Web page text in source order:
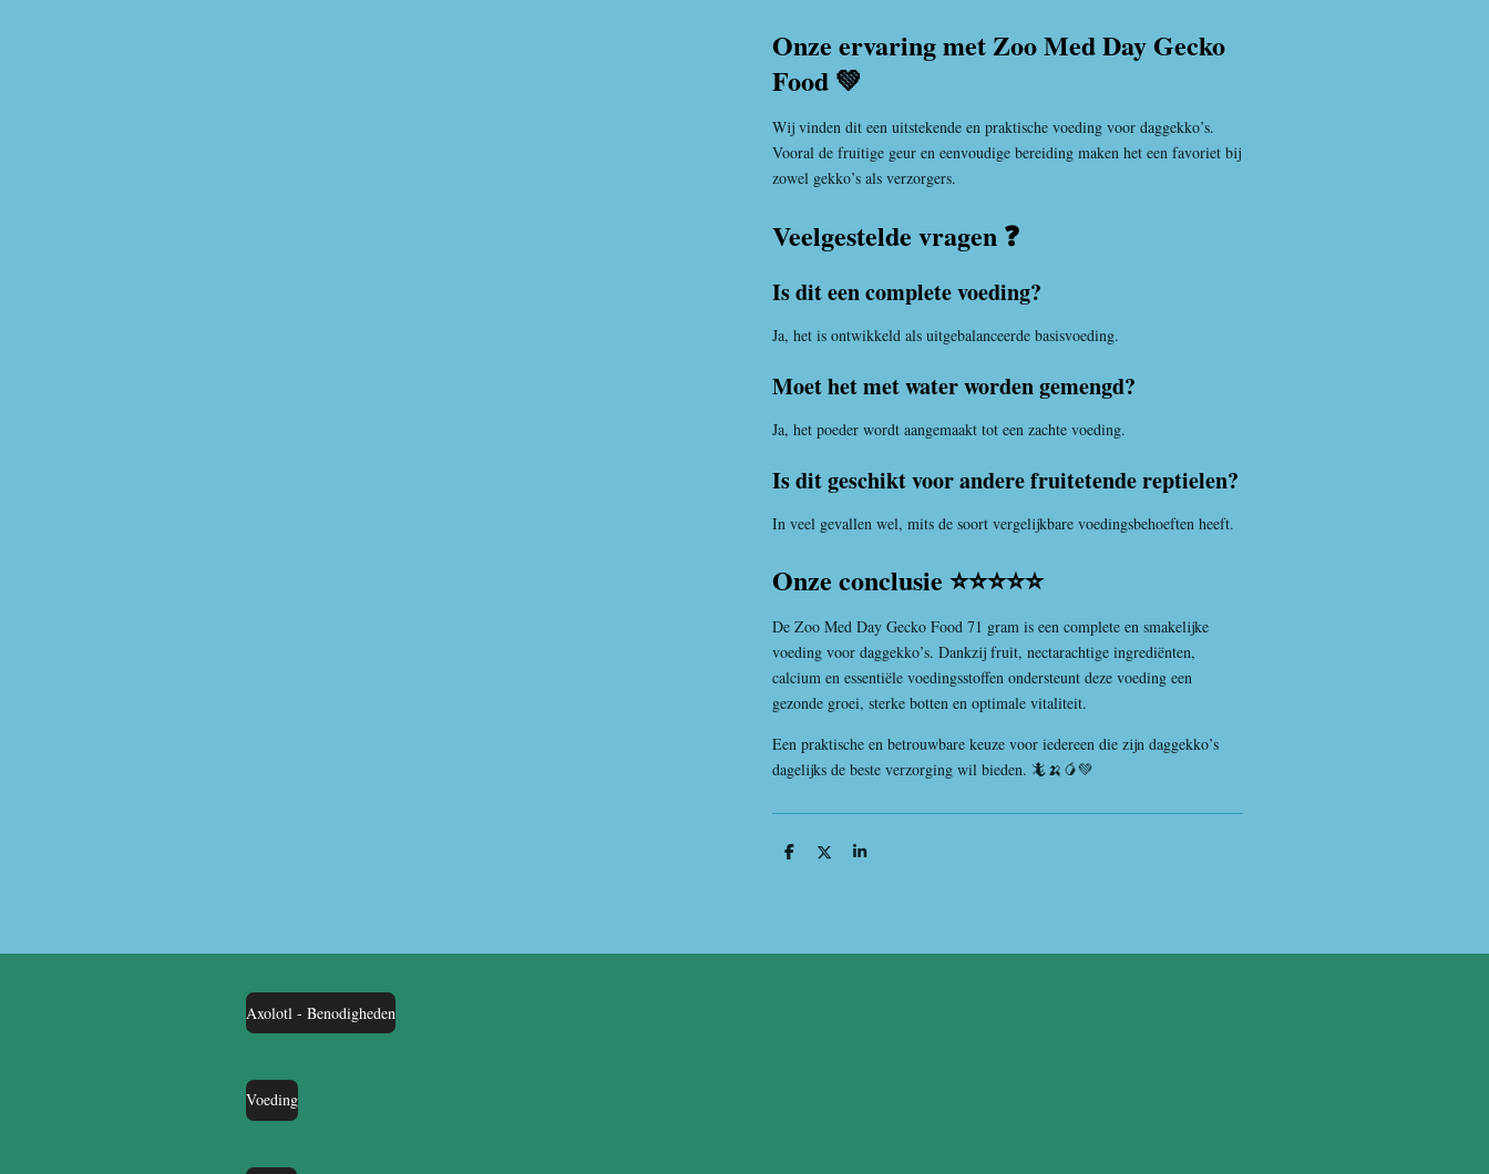
Onze ervaring met Zoo Med Day Gecko
Food 💚
Wij vinden dit een uitstekende en praktische voeding voor daggekko’s.
Vooral de fruitige geur en eenvoudige bereiding maken het een favoriet bij
zowel gekko’s als verzorgers.
Veelgestelde vragen ❓
Is dit een complete voeding?
Ja, het is ontwikkeld als uitgebalanceerde basisvoeding.
Moet het met water worden gemengd?
Ja, het poeder wordt aangemaakt tot een zachte voeding.
Is dit geschikt voor andere fruitetende reptielen?
In veel gevallen wel, mits de soort vergelijkbare voedingsbehoeften heeft.
Onze conclusie ⭐⭐⭐⭐⭐
De Zoo Med Day Gecko Food 71 gram is een complete en smakelijke
voeding voor daggekko’s. Dankzij fruit, nectarachtige ingrediënten,
calcium en essentiële voedingsstoffen ondersteunt deze voeding een
gezonde groei, sterke botten en optimale vitaliteit.
Een praktische en betrouwbare keuze voor iedereen die zijn daggekko’s
dagelijks de beste verzorging wil bieden. 🦎🍌🥭💚
D
D
S
Axolotl - Benodigheden
Voeding